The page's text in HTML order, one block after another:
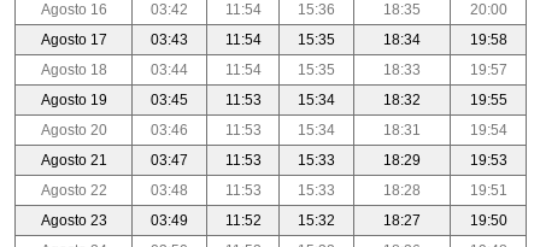
Agosto 16
03:42 11:54 15:36 18:35
20:00
Agosto 17
03:43 11:54 15:35 18:34
19:58
Agosto 18
03:44 11:54 15:35 18:33
19:57
Agosto 19
03:45 11:53 15:34 18:32
19:55
Agosto 20
03:46 11:53 15:34 18:31
19:54
Agosto 21
03:47 11:53 15:33 18:29
19:53
Agosto 22
03:48 11:53 15:33 18:28
19:51
Agosto 23
03:49 11:52 15:32 18:27
19:50